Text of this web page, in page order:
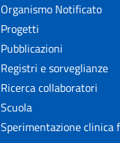
Organismo Notificato
Progetti
Pubblicazioni
Registri e sorveglianze
Ricerca collaboratori
Scuola
Sperimentazione clinica